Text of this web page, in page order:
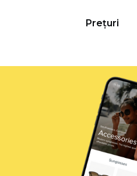
Prețuri